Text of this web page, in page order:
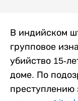
В индийском
групповое
убийство 15-
доме. По
преступлению